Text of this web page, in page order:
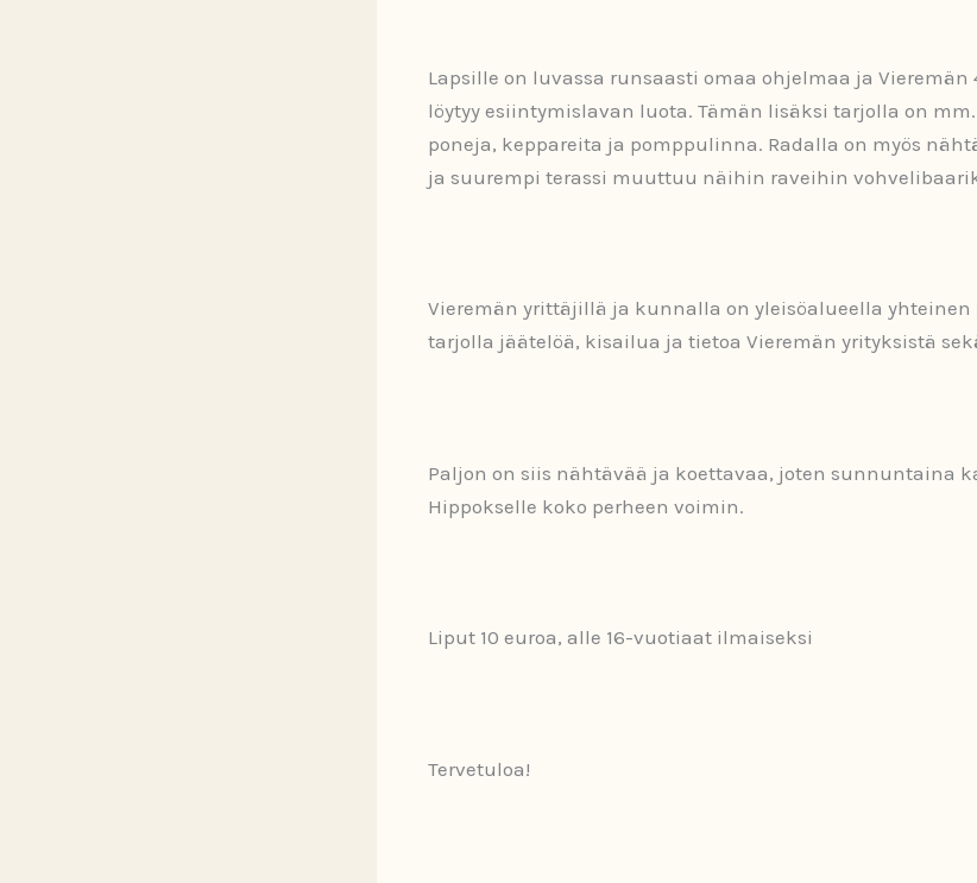
Lapsille on luvassa runsaasti omaa ohjelmaa ja
löytyy esiintymislavan luota. Tämän lisäksi tarjolla on
poneja, keppareita ja pomppulinna. Radalla on myös
ja suurempi terassi muuttuu näihin raveihin
Vieremän yrittäjillä ja kunnalla on yleisöalueella yhteinen
tarjolla jäätelöä, kisailua ja tietoa Vieremän yrityksistä
Paljon on siis nähtävää ja koettavaa, joten sunnuntaina
Hippokselle koko perheen voimin.
Liput 10 euroa, alle 16-vuotiaat ilmaiseksi
Tervetuloa!